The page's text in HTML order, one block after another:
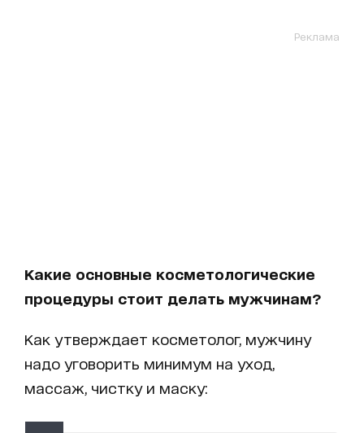
Реклама
Какие основные косметологические
процедуры стоит делать мужчинам?
Как утверждает косметолог, мужчину
надо уговорить минимум на уход,
массаж, чистку и маску: